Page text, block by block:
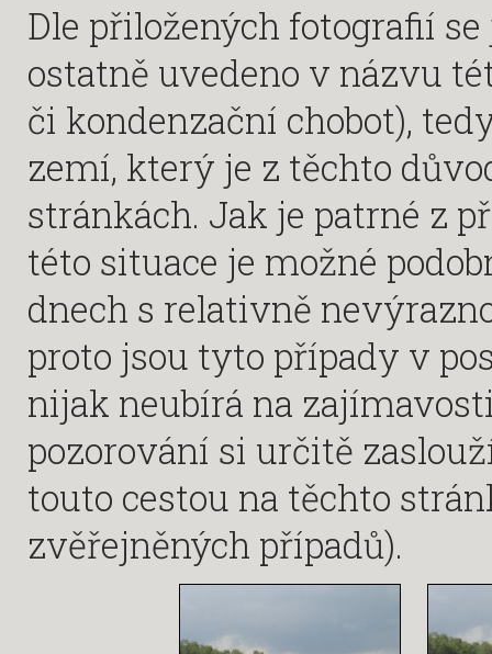
Dle přiložených fotografií
ostatně uvedeno v názvu
či kondenzační chobot),
zemí, který je z těchto
stránkách. Jak je patrné z
této situace je možné
dnech s relativně
proto jsou tyto případy v
nijak neubírá na
pozorování si určitě
touto cestou na těchto
zvěřejněných případů).